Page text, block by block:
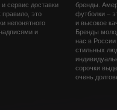
сервис доставки
правило, это
непонятного
и
бренды.
футболки –
и высокое
Бренды
нас в
стильных
сорочки
очень